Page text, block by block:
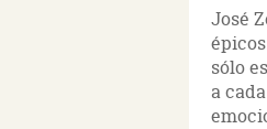
José
sólo
a